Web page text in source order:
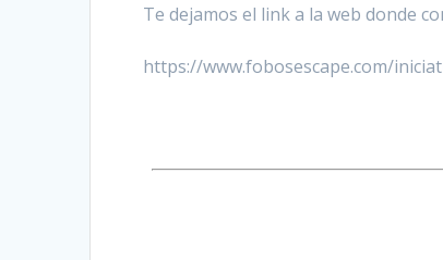
Te dejamos el link a la web donde
https://www.fobosescape.com/